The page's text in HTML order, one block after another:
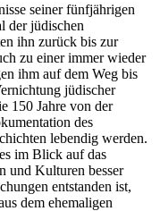
seiner fünfjährigen
der jüdischen
ihn zurück bis zur
zu einer immer wieder
ihm auf dem Weg bis
jüdischer
150 Jahre von der
des
lebendig werden.
im Blick auf das
und Kulturen besser
entstanden ist,
dem ehemaligen